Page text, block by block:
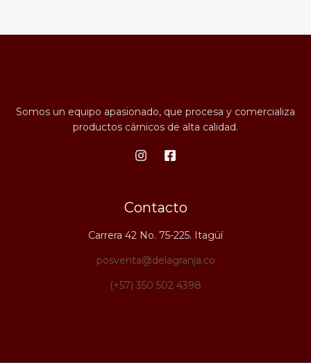
Somos un equipo apasionado, que procesa y comercializa
productos cárnicos de alta calidad.
Contacto
Carrera 42 No. 75-225. Itagüí
posventa@delagranja.co
(+57) 350 502 4398